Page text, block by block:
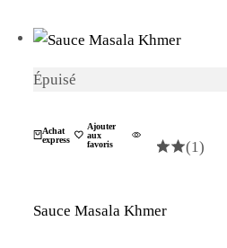
Épuisé
Achat
express
Ajouter
aux
favoris
La Plantation
(1)
Sauce Masala Khmer